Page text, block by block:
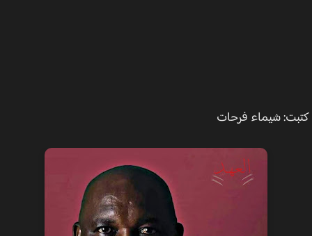
شيماء فرحات